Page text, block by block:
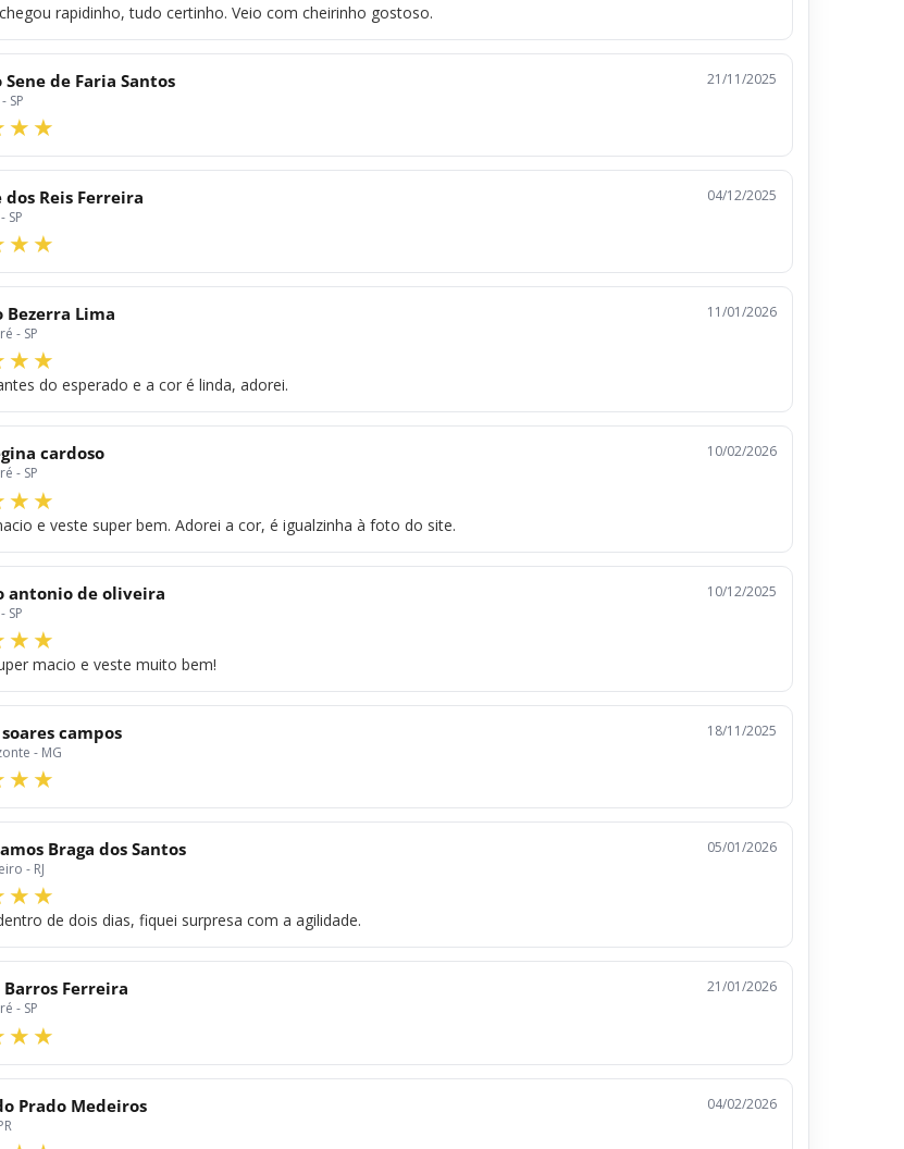
rapidinho, tudo certinho. Veio com cheirinho gostoso.
de Faria Santos
SP
21/11/2025
Reis Ferreira
SP
04/12/2025
Bezerra Lima
- SP
11/01/2026
do esperado e a cor é linda, adorei.
cardoso
- SP
10/02/2026
e veste super bem. Adorei a cor, é igualzinha à foto do site.
antonio de oliveira
SP
10/12/2025
macio e veste muito bem!
campos
- MG
18/11/2025
Braga dos Santos
- RJ
05/01/2026
de dois dias, fiquei surpresa com a agilidade.
Ferreira
- SP
21/01/2026
Prado Medeiros 04/02/2026